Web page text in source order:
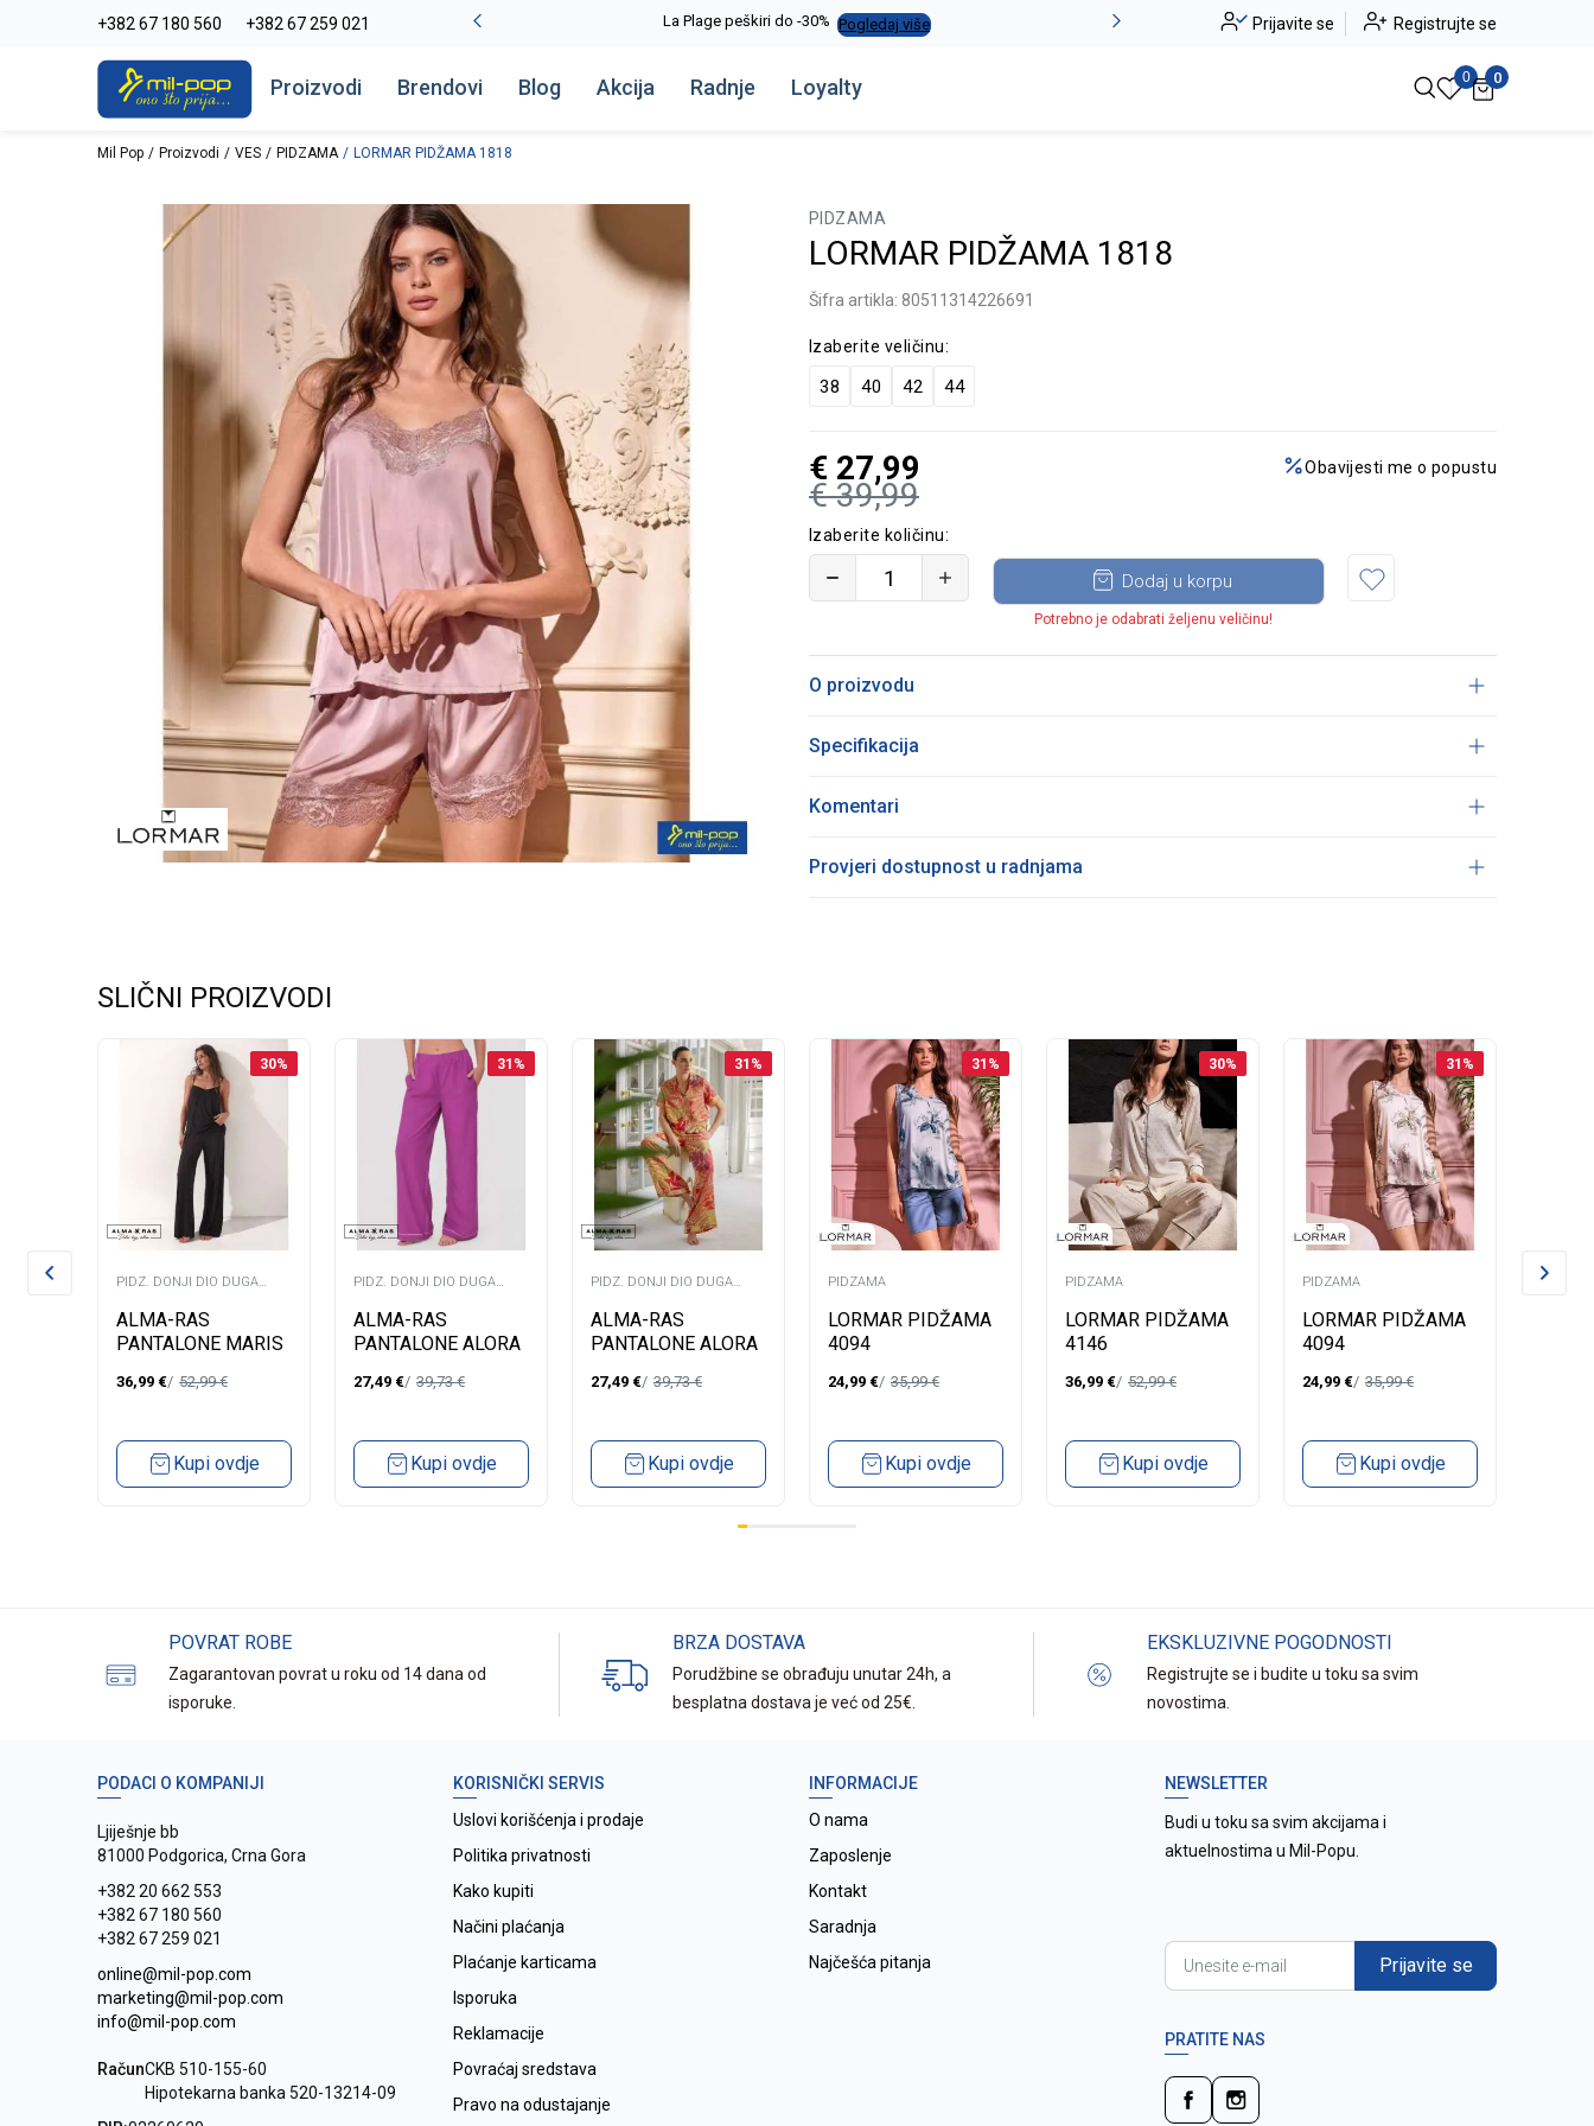
+382 67 180 560 +382 67 259 021
-20% na kompletan asortiman Pogledaj više La Plage peškiri do -30% Pogledaj više Alma Ras do -50% Pogledaj više
Prijavite se Registrujte se
Proizvodi Brendovi Blog Akcija Radnje Loyalty 0 0
Mil Pop Proizvodi VES PIDZAMA LORMAR PIDŽAMA 1818
PIDZAMA
LORMAR PIDŽAMA 1818
Šifra artikla: 80511314226691
Izaberite veličinu:
38 40 42 44
€ 39,99
€ 27,99 Obavijesti me o popustu
Izaberite količinu:
Dodaj u korpu
Potrebno je odabrati željenu veličinu!
O proizvodu
Specifikacija
Komentari
Provjeri dostupnost u radnjama
SLIČNI PROIZVODI
30%
PIDZ. DONJI DIO DUGA
NOGAVICA
ALMA-RAS
PANTALONE MARIS
36,99 € 52,99€
Kupi ovdje
31 %
PIDZ. DONJI DIO DUGA
NOGAVICA
ALMA-RAS
PANTALONE ALORA
27,49 € 39,73€
Kupi ovdje
31 %
PIDZ. DONJI DIO DUGA
NOGAVICA
ALMA-RAS
PANTALONE ALORA
27,49 € 39,73€
Kupi ovdje
31 %
PIDZAMA
LORMAR PIDŽAMA
4094
24,99 € 35,99€
Kupi ovdje
30%
PIDZAMA
LORMAR PIDŽAMA
4146
36,99 € 52,99€
Kupi ovdje
31 %
PIDZAMA
LORMAR PIDŽAMA
4094
24,99 € 35,99€
Kupi ovdje
POVRAT ROBE
Zagarantovan povrat u roku od 14 dana od
isporuke.
BRZA DOSTAVA
Porudžbine se obrađuju unutar 24h, a
besplatna dostava je već od 25€.
EKSKLUZIVNE POGODNOSTI
Registrujte se i budite u toku sa svim
novostima.
PODACI O KOMPANIJI
Ljiješnje bb
81000 Podgorica, Crna Gora
+382 20 662 553
+382 67 180 560
+382 67 259 021
online@mil-pop.com
marketing@mil-pop.com
info@mil-pop.com
RačunCKB 510-155-60
Hipotekarna banka 520-13214-09
KORISNIČKI SERVIS
Uslovi korišćenja i prodaje
Politika privatnosti
Kako kupiti
Načini plaćanja
Plaćanje karticama
Isporuka
Reklamacije
Povraćaj sredstava
Pravo na odustajanje
INFORMACIJE
O nama
Zaposlenje
Kontakt
Saradnja
Najčešća pitanja
NEWSLETTER
Budi u toku sa svim akcijama i
aktuelnostima u Mil-Popu.
Prijavite se
PRATITE NAS